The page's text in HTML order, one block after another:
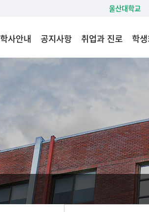
울산대학교
학사안내 공지사항 취업과 진로 학